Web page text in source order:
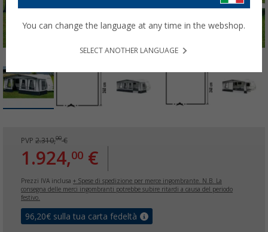
PVP 2.310,00€
1.924,00 €
Prezzi IVA inclusa + Spese di spedizione per merce ingombrante. N.B. La
consegna delle merci ingombranti potrebbe subire ritardi a causa del periodo
festivo.
96,20€ sulla tua carta fedeltà
You can change the language at any time in the webshop.
SELECT ANOTHER LANGUAGE